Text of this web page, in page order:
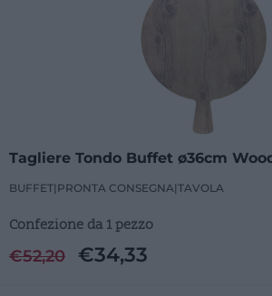
Tagliere Tondo Buffet ø36cm
BUFFET| PRONTA CONSEGNA|TAVOLA
Confezione da 1 pezzo
€52,20 €34,33